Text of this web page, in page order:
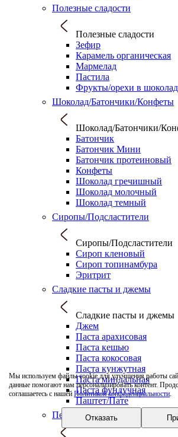
Мы используем файлы cookie для улучшения работы
данные помогают нам персонализировать контент.
соглашаетесь с нашей Политикой конфиденциальности.
Отказать
Полезные сладости
Полезные сладости
Зефир
Карамель органическая
Мармелад
Пастила
Фрукты/орехи в
Шоколад/Батончики/Конфеты
Шоколад/Батончики/
Батончик
Батончик Мини
Батончик протеиновый
Конфеты
Шоколад гречишный
Шоколад молочный
Шоколад темный
Сиропы/Подсластители
Сиропы/Подсластители
Сироп кленовый
Сироп топинамбура
Эритрит
Сладкие пасты и джемы
Сладкие пасты и джемы
Джем
Паста арахисовая
Паста кешью
Паста кокосовая
Паста кунжутная
Паста миндальная
Паста фундучная
Паштет/Пате
Печенье/Вафли